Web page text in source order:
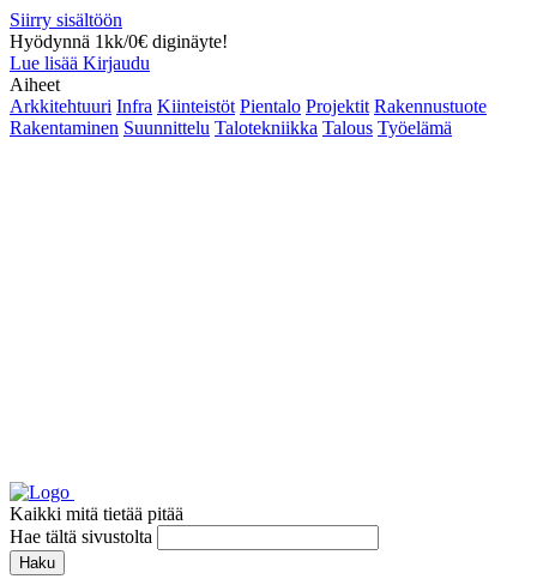
Siirry sisältöön
Hyödynnä 1kk/0€ diginäyte!
Lue lisää Kirjaudu
Aiheet
Arkkitehtuuri Infra Kiinteistöt Pientalo Projektit Rakennustuote
Rakentaminen Suunnittelu Talotekniikka Talous Työelämä
Kaikki mitä tietää pitää
Hae tältä sivustolta
Haku